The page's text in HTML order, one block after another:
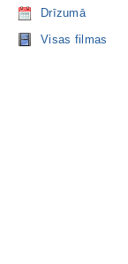
Drīzumā
Visas filmas